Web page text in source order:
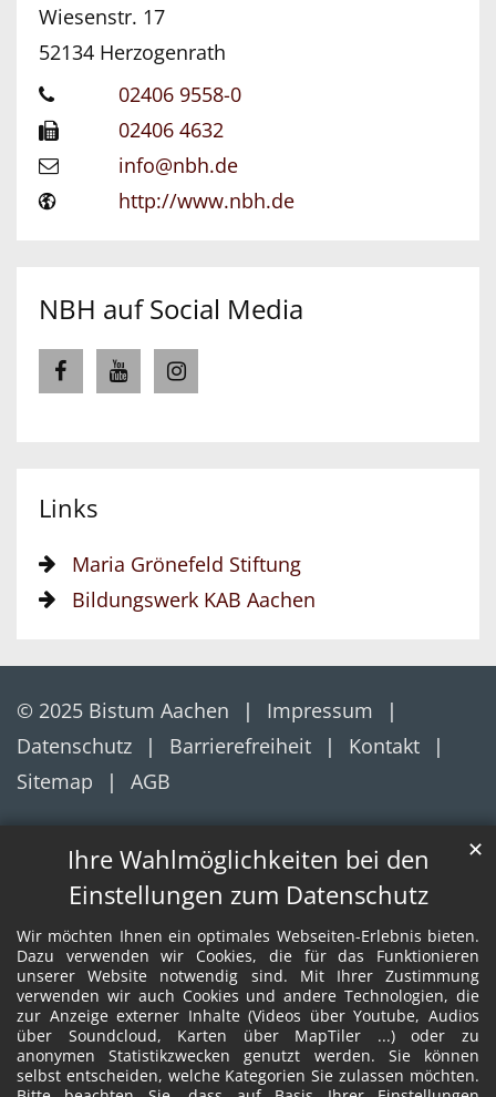
Ihre Wahlmöglichkeiten bei den
Einstellungen zum Datenschutz
Wir möchten Ihnen ein optimales Webseiten-Erlebnis bieten.
Dazu verwenden wir Cookies, die für das Funktionieren
unserer Website notwendig sind. Mit Ihrer Zustimmung
verwenden wir auch Cookies und andere Technologien, die
zur Anzeige externer Inhalte (Videos über Youtube, Audios
über Soundcloud, Karten über MapTiler ...) oder zu
anonymen Statistikzwecken genutzt werden. Sie können
selbst entscheiden, welche Kategorien Sie zulassen möchten.
✕
Wiesenstr. 17
52134 Herzogenrath
02406 9558-0
02406 4632
info@nbh.de
http://www.nbh.de
NBH auf Social Media
Links
Maria Grönefeld Stiftung
Bildungswerk KAB Aachen
© 2025 Bistum Aachen
Impressum
Datenschutz
Barrierefreiheit
Kontakt
Sitemap
AGB